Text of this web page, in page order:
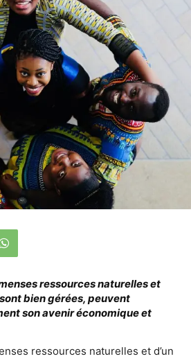
ressources naturelles et
bien gérées, peuvent
son avenir économique et
ressources naturelles et d’un